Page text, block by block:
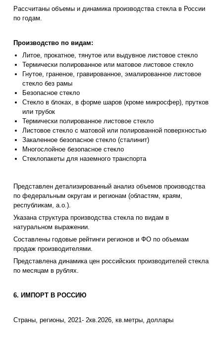
Рассчитаны объемы и динамика производства стекла в России
по годам.
Производство по видам:
Литое, прокатное, тянутое или выдувное листовое стекло
Термически полированное или матовое листовое стекло
Гнутое, граненое, гравированное, эмалированное листовое
стекло без рамы
Безопасное стекло
Стекло в блоках, в форме шаров (кроме микросфер), прутков
или трубок
Термически полированное листовое стекло
Листовое стекло с матовой или полированной поверхностью
Закаленное безопасное стекло (сталинит)
Многослойное безопасное стекло
Стеклопакеты для наземного транспорта
Представлен детализированный анализ объемов производства
по федеральным округам и регионам (областям, краям,
республикам, а.о.).
Указана структура производства стекла по видам в
натуральном выражении.
Составлены годовые рейтинги регионов и ФО по объемам
продаж производителями.
Представлена динамика цен российских производителей стекла
по месяцам в рублях.
6. ИМПОРТ В РОССИЮ
Страны, регионы, 2021- 2кв.2026, кв.метры, доллары